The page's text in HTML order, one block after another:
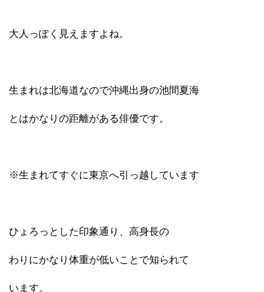
大人っぽく見えますよね。
生まれは北海道なので沖縄出身の池間夏海
とはかなりの距離がある俳優です。
※生まれてすぐに東京へ引っ越しています
ひょろっとした印象通り、高身長の
わりにかなり体重が低いことで知られて
います。